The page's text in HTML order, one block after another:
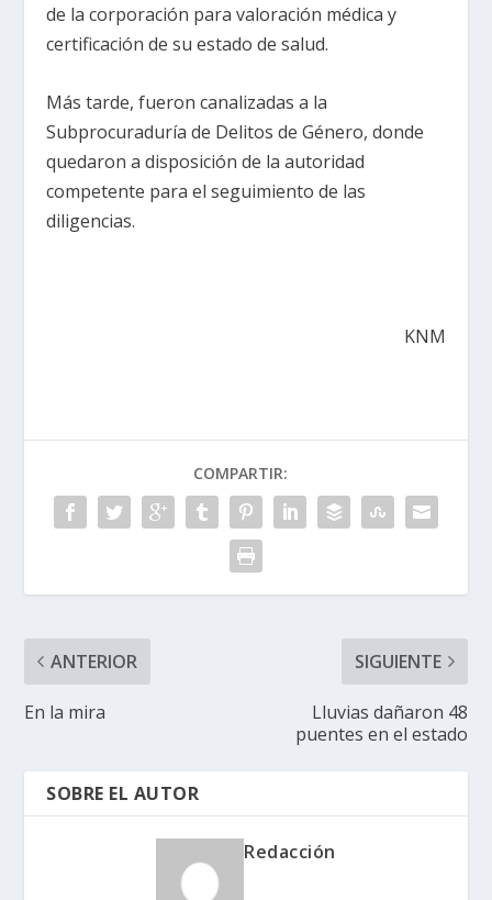
de la corporación para valoración médica y
certificación de su estado de salud.
Más tarde, fueron canalizadas a la
Subprocuraduría de Delitos de Género, donde
quedaron a disposición de la autoridad
competente para el seguimiento de las
diligencias.
KNM
COMPARTIR:
ANTERIOR
En la mira
SIGUIENTE
Lluvias dañaron 48
puentes en el estado
SOBRE EL AUTOR
Redacción